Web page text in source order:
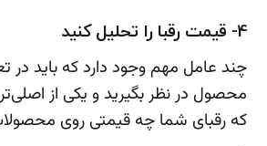
4- قیمت رقبا را تحلیل کنید
چند عامل مهم وجود دارد که باید در
محصول در نظر بگیرید و یکی از
که رقبای شما چه قیمتی روی